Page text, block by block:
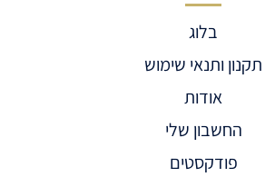
בלוג
תקנון ותנאי שימוש
אודות
החשבון שלי
פודקסטים